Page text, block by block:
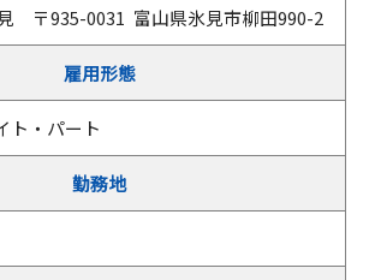
〒935-0031 富山県氷見市柳田990-2
雇用形態
ト・パート
勤務地